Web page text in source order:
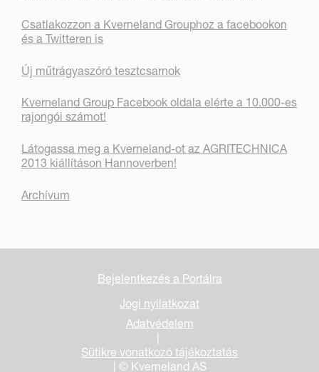
Csatlakozzon a Kverneland Grouphoz a facebookon
és a Twitteren is
Új műtrágyaszóró tesztcsarnok
Kverneland Group Facebook oldala elérte a 10.000-es
rajongói számot!
Látogassa meg a Kverneland-ot az AGRITECHNICA
2013 kiállításon Hannoverben!
Archívum
Bejelentkezés a Portálra
Jogi nyilatkozat
Adatvédelem
|
Sütikre vonatkozó tájékoztatás
| © Kverneland AS